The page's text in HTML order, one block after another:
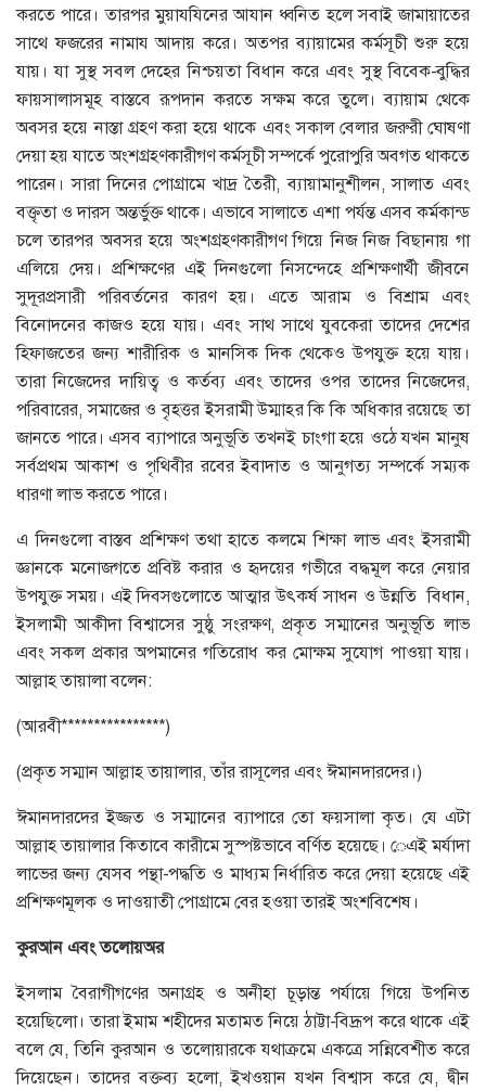
করতে পারে। তারপর মুয়াযযিনের আযান ধ্বনিত হলে সবাই জামায়াতের
সাথে ফজরের নামায আদায় করে। অতপর ব্যায়ামের কর্মসূচী শুরু হয়ে
যায়। যা সুস্থ সবল দেহের নিশ্চয়তা বিধান করে এবং সুস্থ বিবেক-বুদ্ধির
ফায়সালাসমূহ বাস্তবে রূপদান করতে সক্ষম করে তুলে। ব্যায়াম থেকে
অবসর হয়ে নাস্তা গ্রহণ করা হয়ে থাকে এবং সকাল বেলার জরুরী ঘোষণা
দেয়া হয় যাতে অংশগ্রহণকারীগণ কর্মসূচী সম্পর্কে পুরোপুরি অবগত থাকতে
পারেন। সারা দিনের পোগ্রামে খাদ্র তৈরী, ব্যায়ামানুশীলন, সালাত এবং
বক্তৃতা ও দারস অন্তর্ভুক্ত থাকে। এভাবে সালাতে এশা পর্যন্ত এসব কর্মকান্ড
চলে তারপর অবসর হয়ে অংশগ্রহণকারীগণ গিয়ে নিজ নিজ বিছানায় গা
এলিয়ে দেয়। প্রশিক্ষণের এই দিনগুলো নিসন্দেহে প্রশিক্ষণার্থী জীবনে
সুদূরপ্রসারী পরিবর্তনের কারণ হয়। এতে আরাম ও বিশ্রাম এবং
বিনোদনের কাজও হয়ে যায়। এবং সাথ সাথে যুবকেরা তাদের দেশের
হিফাজতের জন্য শারীরিক ও মানসিক দিক থেকেও উপযুক্ত হয়ে যায়।
তারা নিজেদের দায়িত্ব ও কর্তব্য এবং তাদের ওপর তাদের নিজেদের,
পরিবারের, সমাজের ও বৃহত্তর ইসরামী উম্মাহর কি কি অধিকার রয়েছে তা
জানতে পারে। এসব ব্যাপারে অনুভূতি তখনই চাংগা হয়ে ওঠে যখন মানুষ
সর্বপ্রথম আকাশ ও পৃথিবীর রবের ইবাদাত ও আনুগত্য সম্পর্কে সম্যক
ধারণা লাভ করতে পারে।
এ দিনগুলো বাস্তব প্রশিক্ষণ তথা হাতে কলমে শিক্ষা লাভ এবং ইসরামী
জ্ঞানকে মনোজগতে প্রবিষ্ট করার ও হৃদয়ের গভীরে বদ্ধমূল করে নেয়ার
উপযুক্ত সময়। এই দিবসগুলোতে আত্মার উৎকর্ষ সাধন ও উন্নতি বিধান,
ইসলামী আকীদা বিশ্বাসের সুষ্ঠু সংরক্ষণ, প্রকৃত সম্মানের অনুভূতি লাভ
এবং সকল প্রকার অপমানের গতিরোধ কর মোক্ষম সুযোগ পাওয়া যায়।
আল্লাহ তায়ালা বলেন:
(আরবী****************)
(প্রকৃত সম্মান আল্লাহ তায়ালার, তাঁর রাসূলের এবং ঈমানদারদের।)
ঈমানদারদের ইজ্জত ও সম্মানের ব্যাপারে তো ফয়সালা কৃত। যে এটা
আল্লাহ তায়ালার কিতাবে কারীমে সুস্পষ্টভাবে বর্ণিত হয়েছে। েএই মর্যাদা
লাভের জন্য যেসব পন্থা-পদ্ধতি ও মাধ্যম নির্ধারিত করে দেয়া হয়েছে এই
প্রশিক্ষণমূলক ও দাওয়াতী পোগ্রামে বের হওয়া তারই অংশবিশেষ।
কুরআনএবংতলোয়অর
ইসলাম বৈরাগীগণের অনাগ্রহ ও অনীহা চূড়ান্ত পর্যায়ে গিয়ে উপনিত
হয়েছিলো। তারা ইমাম শহীদের মতামত নিয়ে ঠাট্টা-বিদ্রূপ করে থাকে এই
বলে যে, তিনি কুরআন ও তলোয়ারকে যথাক্রমে একত্রে সন্নিবেশীত করে
দিয়েছেন। তাদের বক্তব্য হলো, ইখওয়ান যখন বিশ্বাস করে যে, দ্বীন